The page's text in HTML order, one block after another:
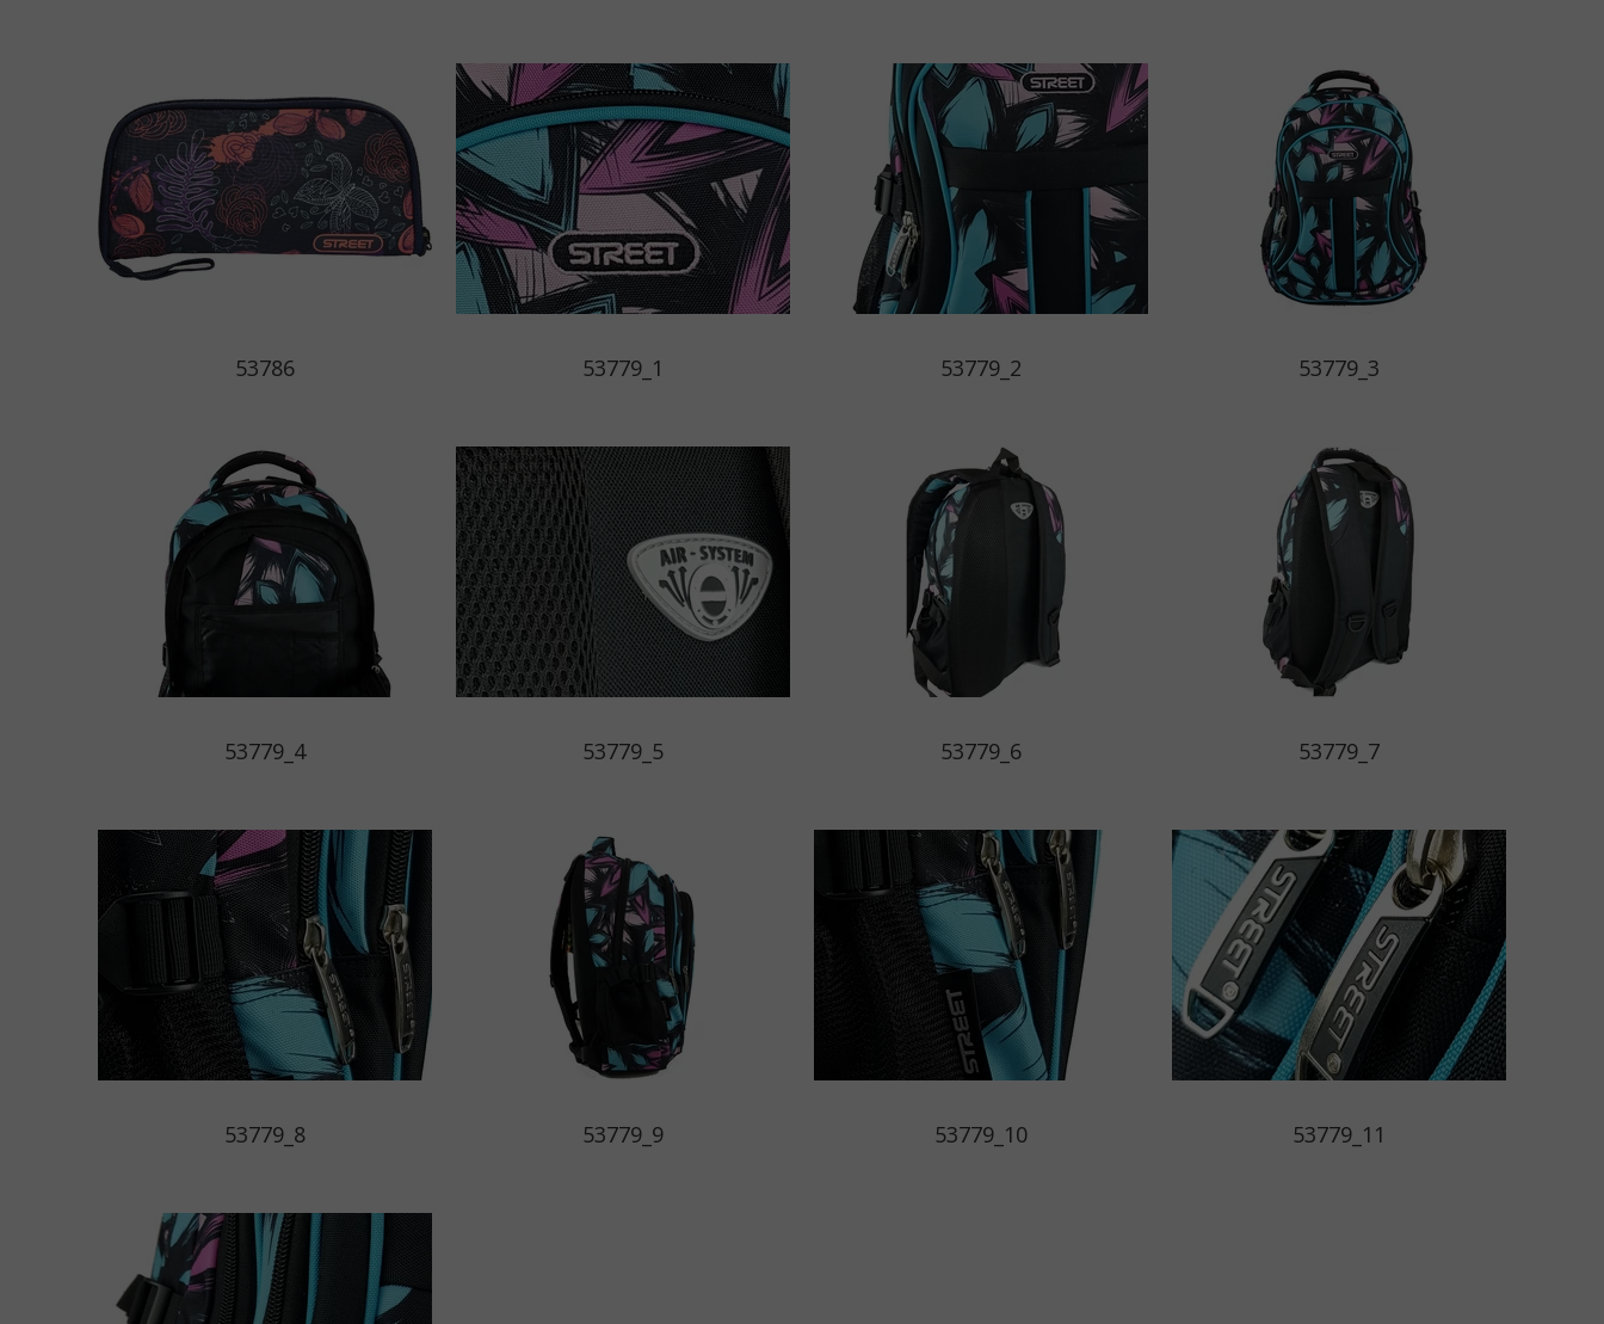
53786 53779_1 53779_2 53779_3
53779_4 53779_5 53779_6 53779_7
53779_8 53779_9 53779_10 53779_11